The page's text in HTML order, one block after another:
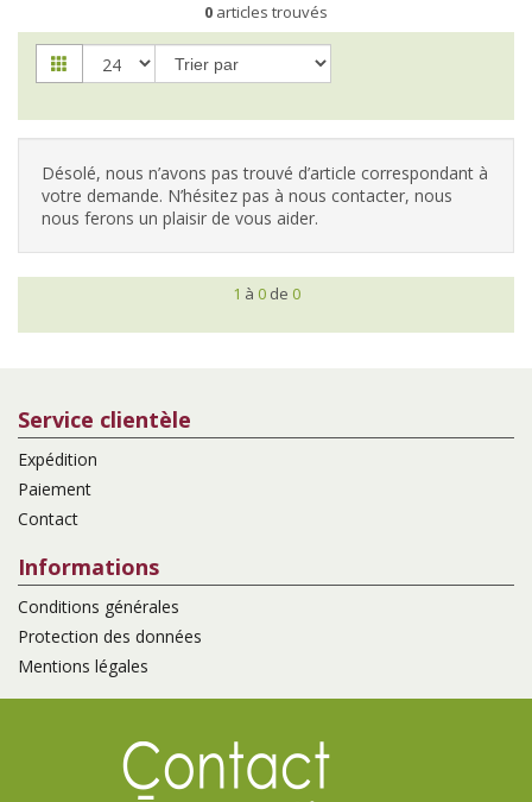
0 articles trouvés
Désolé, nous n’avons pas trouvé d’article correspondant à
votre demande. N’hésitez pas à nous contacter, nous
nous ferons un plaisir de vous aider.
1 à 0 de 0
Service clientèle
Expédition
Paiement
Contact
Informations
Conditions générales
Protection des données
Mentions légales